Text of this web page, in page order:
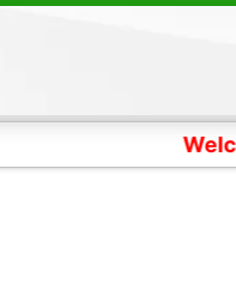
Welcome to